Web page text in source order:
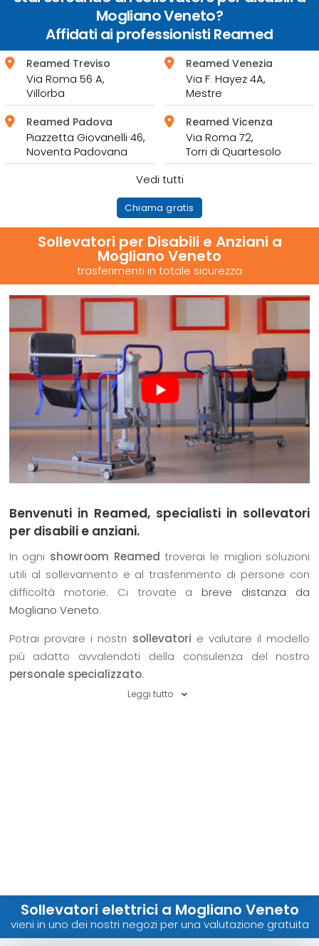
Mogliano Veneto?
Affidati ai professionisti Reamed
Reamed Treviso
Via Roma 56 A,
Villorba
Reamed Venezia
Via F. Hayez 4A,
Mestre
Reamed Padova
Piazzetta Giovanelli 46,
Noventa Padovana
Reamed Vicenza
Via Roma 72,
Torri di Quartesolo
Vedi tutti
Chiama gratis
Sollevatori per Disabili e Anziani a
Mogliano Veneto
trasferimenti in totale sicurezza
Benvenuti in Reamed, specialisti in sollevatori
per disabili e anziani.
In ogni showroom Reamed troverai le migliori soluzioni
utili al sollevamento e al trasferimento di persone con
difficoltà motorie. Ci trovate abreve distanza da
Mogliano Veneto.
Potrai provare i nostri sollevatori e valutare il modello
più adatto avvalendoti della consulenza del nostro
personale specializzato.
Leggi tutto
Sollevatori elettrici a Mogliano Veneto
vieni in uno dei nostri negozi per una valutazione gratuita